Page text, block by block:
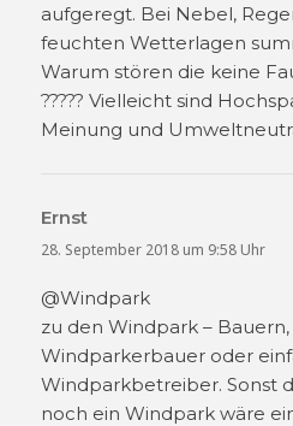
aufgeregt. Bei Nebel,
feuchten Wetterlagen
Warum stören die keine
????? Vielleicht sind
Meinung und
Ernst
28. September 2018 um 9:58 Uhr
@Windpark
zu den Windpark –
Windparkerbauer oder
Windparkbetreiber. Sonst
noch ein Windpark wäre